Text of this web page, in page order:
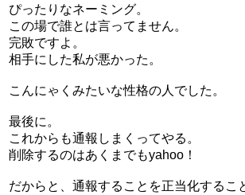
ぴったりなネーミング。
この場で誰とは言ってません。
完敗ですよ。
相手にした私が悪かった。
こんにゃくみたいな性格の人でした。
最後に。
これからも通報しまくってやる。
削除するのはあくまでもyahoo！
だからと、通報することを正当化するこ